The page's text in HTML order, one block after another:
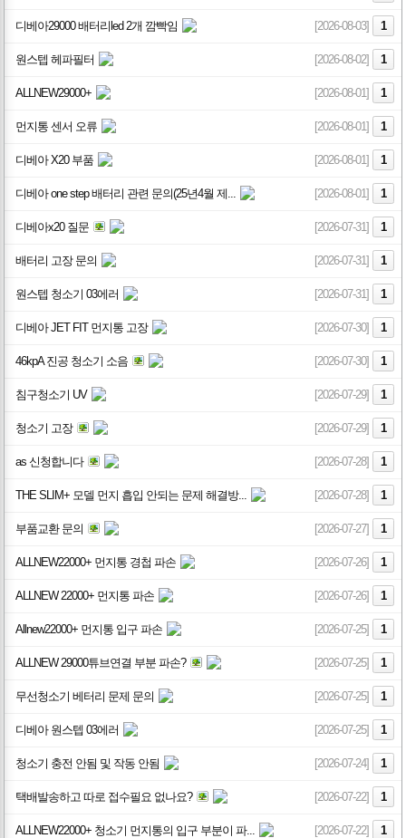
디베아29000 배터리led 2개 깜빡임 [2026-08-03] 1
원스텝 헤파필터 [2026-08-02] 1
ALLNEW29000+ [2026-08-01] 1
먼지통 센서 오류 [2026-08-01] 1
디베아 X20 부품 [2026-08-01] 1
디베아 one step 배터리 관련 문의(25년4월 제... [2026-08-01] 1
디베아x20 질문 [2026-07-31] 1
배터리 고장 문의 [2026-07-31] 1
원스텝 청소기 03에러 [2026-07-31] 1
디베아 JET FIT 먼지통 고장 [2026-07-30] 1
46kpA 진공 청소기 소음 [2026-07-30] 1
침구청소기 UV [2026-07-29] 1
청소기 고장 [2026-07-29] 1
as 신청합니다 [2026-07-28] 1
THE SLIM+ 모델 먼지 흡입 안되는 문제 해결방... [2026-07-28] 1
부품교환 문의 [2026-07-27] 1
ALLNEW22000+ 먼지통 경첩 파손 [2026-07-26] 1
ALLNEW 22000+ 먼지통 파손 [2026-07-26] 1
Allnew22000+ 먼지통 입구 파손 [2026-07-25] 1
ALLNEW 29000튜브연결 부분 파손? [2026-07-25] 1
무선청소기 베터리 문제 문의 [2026-07-25] 1
디베아 원스텝 03에러 [2026-07-25] 1
청소기 충전 안됨 및 작동 안됨 [2026-07-24] 1
택배발송하고 따로 접수필요 없나요? [2026-07-22] 1
ALLNEW22000+ 청소기 먼지통의 입구 부분이 파... [2026-07-22] 1